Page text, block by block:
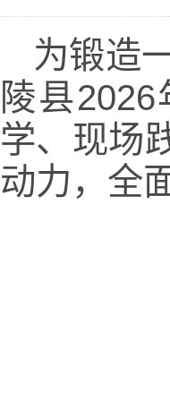
为锻造
陵县
学、现场
动力，全